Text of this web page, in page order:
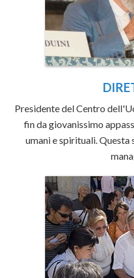
Presidente del Centro
fin da giovanissimo
umani e spirituali. Questa